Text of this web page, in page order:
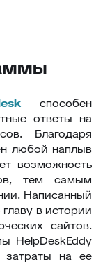
способен
ответы на
Благодаря
любой наплыв
возможность
тем самым
Написанный
в истории
сайтов.
HelpDeskEddy
затраты на ее